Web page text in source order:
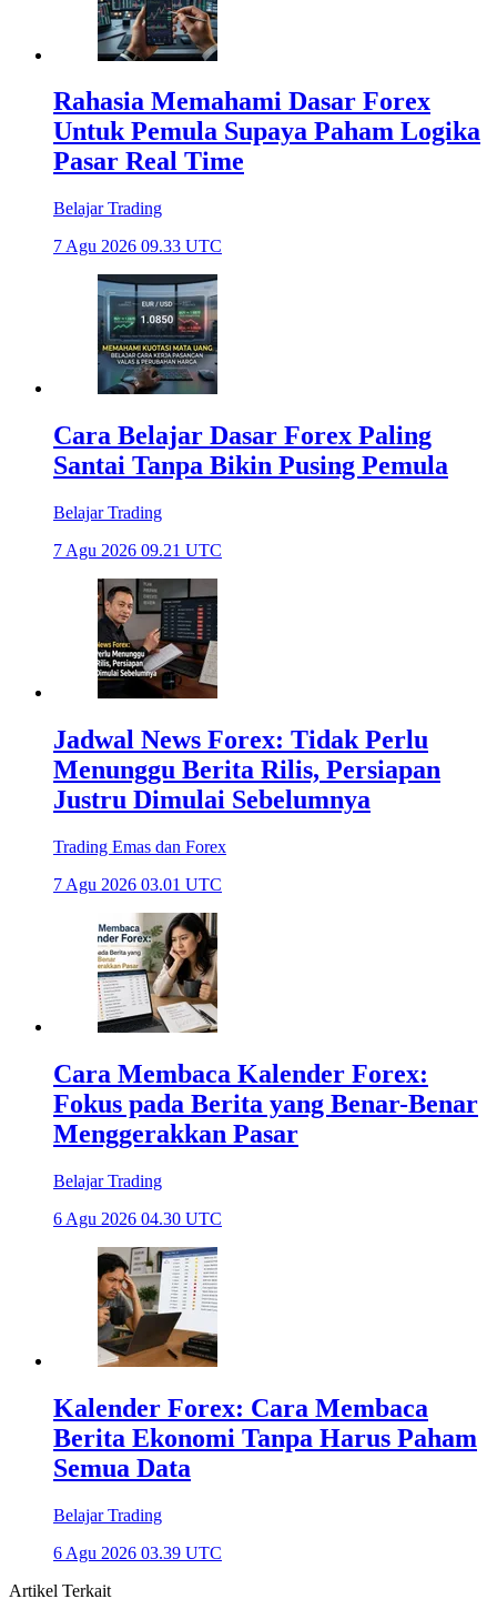
Rahasia Memahami Dasar Forex
Untuk Pemula Supaya Paham Logika
Pasar Real Time
Belajar Trading
7 Agu 2026 09.33 UTC
Cara Belajar Dasar Forex Paling
Santai Tanpa Bikin Pusing Pemula
Belajar Trading
7 Agu 2026 09.21 UTC
Jadwal News Forex: Tidak Perlu
Menunggu Berita Rilis, Persiapan
Justru Dimulai Sebelumnya
Trading Emas dan Forex
7 Agu 2026 03.01 UTC
Cara Membaca Kalender Forex:
Fokus pada Berita yang Benar-Benar
Menggerakkan Pasar
Belajar Trading
6 Agu 2026 04.30 UTC
Kalender Forex: Cara Membaca
Berita Ekonomi Tanpa Harus Paham
Semua Data
Belajar Trading
6 Agu 2026 03.39 UTC
Artikel Terkait